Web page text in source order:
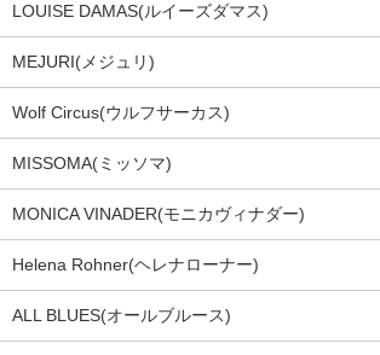
LOUISE DAMAS(ルイーズダマス)
MEJURI(メジュリ)
Wolf Circus(ウルフサーカス)
MISSOMA(ミッソマ)
MONICA VINADER(モニカヴィナダー)
Helena Rohner(ヘレナローナー)
ALL BLUES(オールブルース)